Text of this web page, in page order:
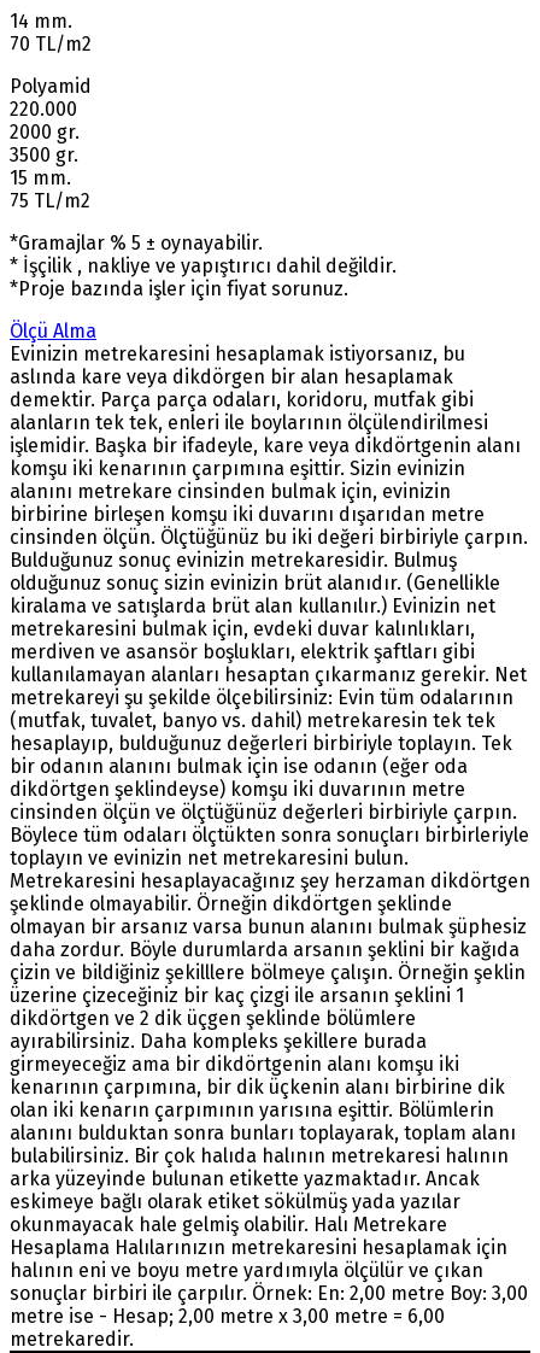
14 mm.
70 TL/m2
Polyamid
220.000
2000 gr.
3500 gr.
15 mm.
75 TL/m2
*Gramajlar % 5 ± oynayabilir.
* İşçilik , nakliye ve yapıştırıcı dahil değildir.
*Proje bazında işler için fiyat sorunuz.
Ölçü Alma
Evinizin metrekaresini hesaplamak istiyorsanız, bu
aslında kare veya dikdörgen bir alan hesaplamak
demektir. Parça parça odaları, koridoru, mutfak gibi
alanların tek tek, enleri ile boylarının ölçülendirilmesi
işlemidir. Başka bir ifadeyle, kare veya dikdörtgenin alanı
komşu iki kenarının çarpımına eşittir. Sizin evinizin
alanını metrekare cinsinden bulmak için, evinizin
birbirine birleşen komşu iki duvarını dışarıdan metre
cinsinden ölçün. Ölçtüğünüz bu iki değeri birbiriyle çarpın.
Bulduğunuz sonuç evinizin metrekaresidir. Bulmuş
olduğunuz sonuç sizin evinizin brüt alanıdır. (Genellikle
kiralama ve satışlarda brüt alan kullanılır.) Evinizin net
metrekaresini bulmak için, evdeki duvar kalınlıkları,
merdiven ve asansör boşlukları, elektrik şaftları gibi
kullanılamayan alanları hesaptan çıkarmanız gerekir. Net
metrekareyi şu şekilde ölçebilirsiniz: Evin tüm odalarının
(mutfak, tuvalet, banyo vs. dahil) metrekaresin tek tek
hesaplayıp, bulduğunuz değerleri birbiriyle toplayın. Tek
bir odanın alanını bulmak için ise odanın (eğer oda
dikdörtgen şeklindeyse) komşu iki duvarının metre
cinsinden ölçün ve ölçtüğünüz değerleri birbiriyle çarpın.
Böylece tüm odaları ölçtükten sonra sonuçları birbirleriyle
toplayın ve evinizin net metrekaresini bulun.
Metrekaresini hesaplayacağınız şey herzaman dikdörtgen
şeklinde olmayabilir. Örneğin dikdörtgen şeklinde
olmayan bir arsanız varsa bunun alanını bulmak şüphesiz
daha zordur. Böyle durumlarda arsanın şeklini bir kağıda
çizin ve bildiğiniz şekilllere bölmeye çalışın. Örneğin şeklin
üzerine çizeceğiniz bir kaç çizgi ile arsanın şeklini 1
dikdörtgen ve 2 dik üçgen şeklinde bölümlere
ayırabilirsiniz. Daha kompleks şekillere burada
girmeyeceğiz ama bir dikdörtgenin alanı komşu iki
kenarının çarpımına, bir dik üçkenin alanı birbirine dik
olan iki kenarın çarpımının yarısına eşittir. Bölümlerin
alanını bulduktan sonra bunları toplayarak, toplam alanı
bulabilirsiniz. Bir çok halıda halının metrekaresi halının
arka yüzeyinde bulunan etikette yazmaktadır. Ancak
eskimeye bağlı olarak etiket sökülmüş yada yazılar
okunmayacak hale gelmiş olabilir. Halı Metrekare
Hesaplama Halılarınızın metrekaresini hesaplamak için
halının eni ve boyu metre yardımıyla ölçülür ve çıkan
sonuçlar birbiri ile çarpılır. Örnek: En: 2,00 metre Boy: 3,00
metre ise - Hesap; 2,00 metre x 3,00 metre = 6,00
metrekaredir.